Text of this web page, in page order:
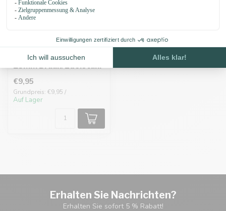
Biothane adapter
25MM Braun/Edelstahl
€9,95
Grundpreis: €9,95 /
Auf Lager
Erhalten Sie Nachrichten?
Erhalten Sie sofort 5 % Rabatt!